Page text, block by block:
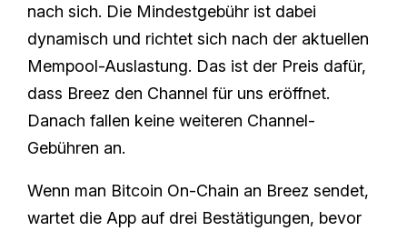
nach sich. Die Mindestgebühr ist dabei
dynamisch und richtet sich nach der aktuellen
Mempool-Auslastung. Das ist der Preis dafür,
dass Breez den Channel für uns eröffnet.
Danach fallen keine weiteren Channel-
Gebühren an.
Wenn man Bitcoin On-Chain an Breez sendet,
wartet die App auf drei Bestätigungen, bevor